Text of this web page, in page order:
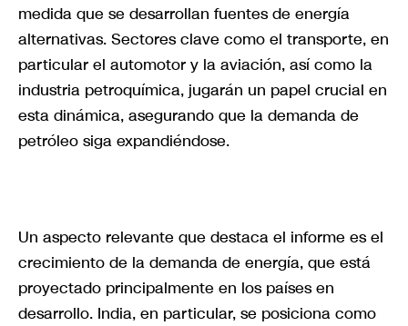
medida que se desarrollan fuentes de energía
alternativas. Sectores clave como el transporte, en
particular el automotor y la aviación, así como la
industria petroquímica, jugarán un papel crucial en
esta dinámica, asegurando que la demanda de
petróleo siga expandiéndose.
Un aspecto relevante que destaca el informe es el
crecimiento de la demanda de energía, que está
proyectado principalmente en los países en
desarrollo. India, en particular, se posiciona como